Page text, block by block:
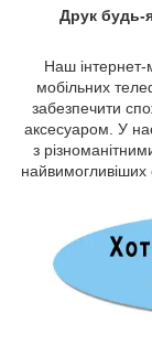
Друк будь-
Наш інтернет-
мобільних
забезпечити
аксесуаром. У
з